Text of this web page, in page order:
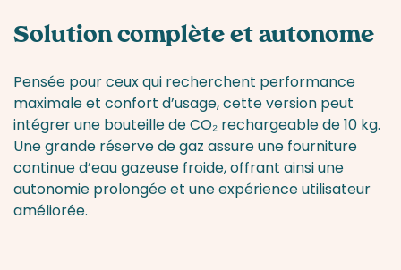
Solution complète et autonome
Pensée pour ceux qui recherchent performance
maximale et confort d’usage, cette version peut
intégrer une bouteille de CO₂ rechargeable de 10 kg.
Une grande réserve de gaz assure une fourniture
continue d’eau gazeuse froide, offrant ainsi une
autonomie prolongée et une expérience utilisateur
améliorée.